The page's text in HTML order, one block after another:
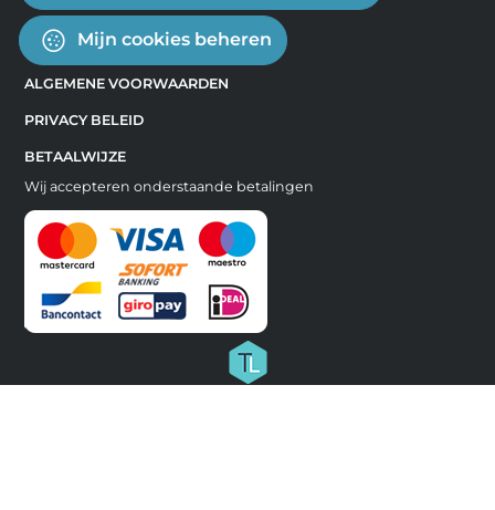
Mijn cookies beheren
ALGEMENE VOORWAARDEN
PRIVACY BELEID
BETAALWIJZE
Wij accepteren onderstaande betalingen